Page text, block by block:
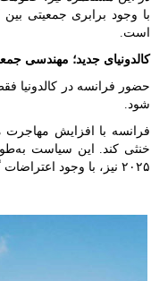
با وجود برابری جمعیتی
است.
کالدونیای جدید؛ مهندسی
حضور فرانسه در کالدونیا
شود.
فرانسه با افزایش مهاجرت
۲۰۲۵ نیز، با وجود اعتراضات گسترده، لایحه‌ای به تصویب رسید که رأی‌دادن را به نفع مهاجران اصلاح می‌کند.